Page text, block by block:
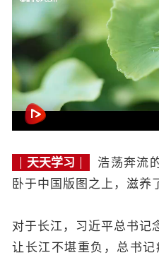
天天学习
浩荡奔流
卧于中国版图之上，滋养
对于长江，习近平总书记
让长江不堪重负，总书